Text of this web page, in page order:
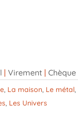
| Virement | Chèque
, La maison, Le métal,
, Les Univers